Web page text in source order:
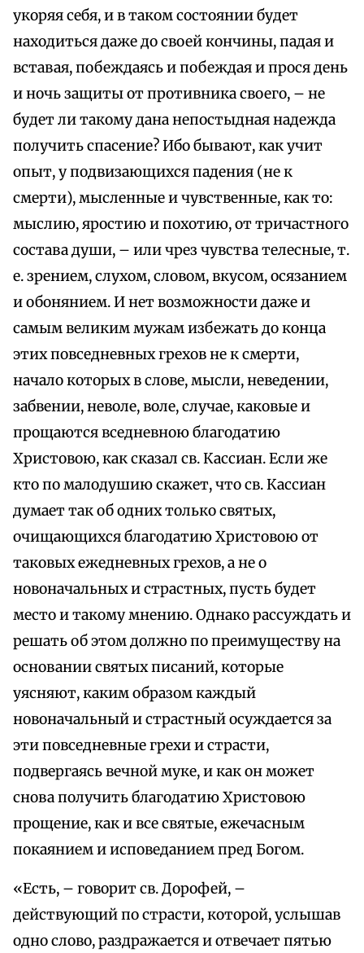
укоряя себя, и в таком состоянии будет
находиться даже до своей кончины, падая и
вставая, побеждаясь и побеждая и прося день
и ночь защиты от противника своего, – не
будет ли такому дана непостыдная надежда
получить спасение? Ибо бывают, как учит
опыт, у подвизающихся падения (не к
смерти), мысленные и чувственные, как то:
мыслию, яростию и похотию, от тричастного
состава души, – или чрез чувства телесные, т.
е. зрением, слухом, словом, вкусом, осязанием
и обонянием. И нет возможности даже и
самым великим мужам избежать до конца
этих повседневных грехов не к смерти,
начало которых в слове, мысли, неведении,
забвении, неволе, воле, случае, каковые и
прощаются вседневною благодатию
Христовою, как сказал св. Кассиан. Если же
кто по малодушию скажет, что св. Кассиан
думает так об одних только святых,
очищающихся благодатию Христовою от
таковых ежедневных грехов, а не о
новоначальных и страстных, пусть будет
место и такому мнению. Однако рассуждать и
решать об этом должно по преимуществу на
основании святых писаний, которые
уясняют, каким образом каждый
новоначальный и страстный осуждается за
эти повседневные грехи и страсти,
подвергаясь вечной муке, и как он может
снова получить благодатию Христовою
прощение, как и все святые, ежечасным
покаянием и исповеданием пред Богом.
«Есть, – говорит св. Дорофей, –
действующий по страсти, которой, услышав
одно слово, раздражается и отвечает пятью